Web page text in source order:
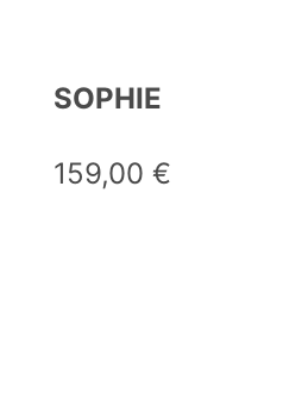
SOPHIE
159,00 €